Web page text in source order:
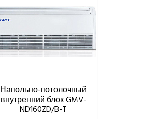
Напольно-потолочный
внутренний блок GMV-
ND160ZD/B-T